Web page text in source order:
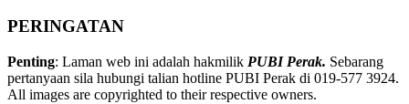
PERINGATAN
Penting: Laman web ini adalah hakmilik PUBI Perak. Sebarang
pertanyaan sila hubungi talian hotline PUBI Perak di 019-577 3924.
All images are copyrighted to their respective owners.